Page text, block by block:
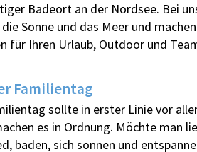
Badeort an der Nordsee. Bei
Sonne und das Meer und
für Ihren Urlaub, Outdoor und
Familientag
sollte in erster Linie vor
es in Ordnung. Möchte man
baden, sich sonnen und